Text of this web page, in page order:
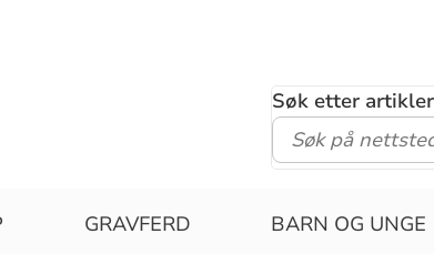
Søk etter
GRAVFERD BARN OG UNGE